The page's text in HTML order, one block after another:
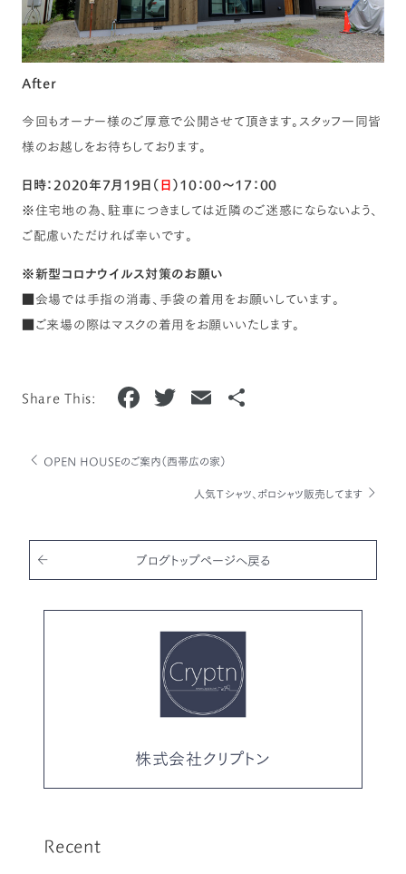
After
今回もオーナー様のご厚意で公開させて頂きます。スタッフ一同皆
様のお越しをお待ちしております。
日時：2020年7月19日（日）10：00～17：00
※住宅地の為、駐車につきましては近隣のご迷惑にならないよう、
ご配慮いただければ幸いです。
※新型コロナウイルス対策のお願い
■会場では手指の消毒、手袋の着用をお願いしています。
■ご来場の際はマスクの着用をお願いいたします。
Share This: F
c
o
o
k
T
it
te
E
ai
l
OPEN HOUSEのご案内（西帯広の家）
人気Ｔシャツ、ポロシャツ販売してます
ブログトップページへ戻る
株式会社クリプトン
Recent